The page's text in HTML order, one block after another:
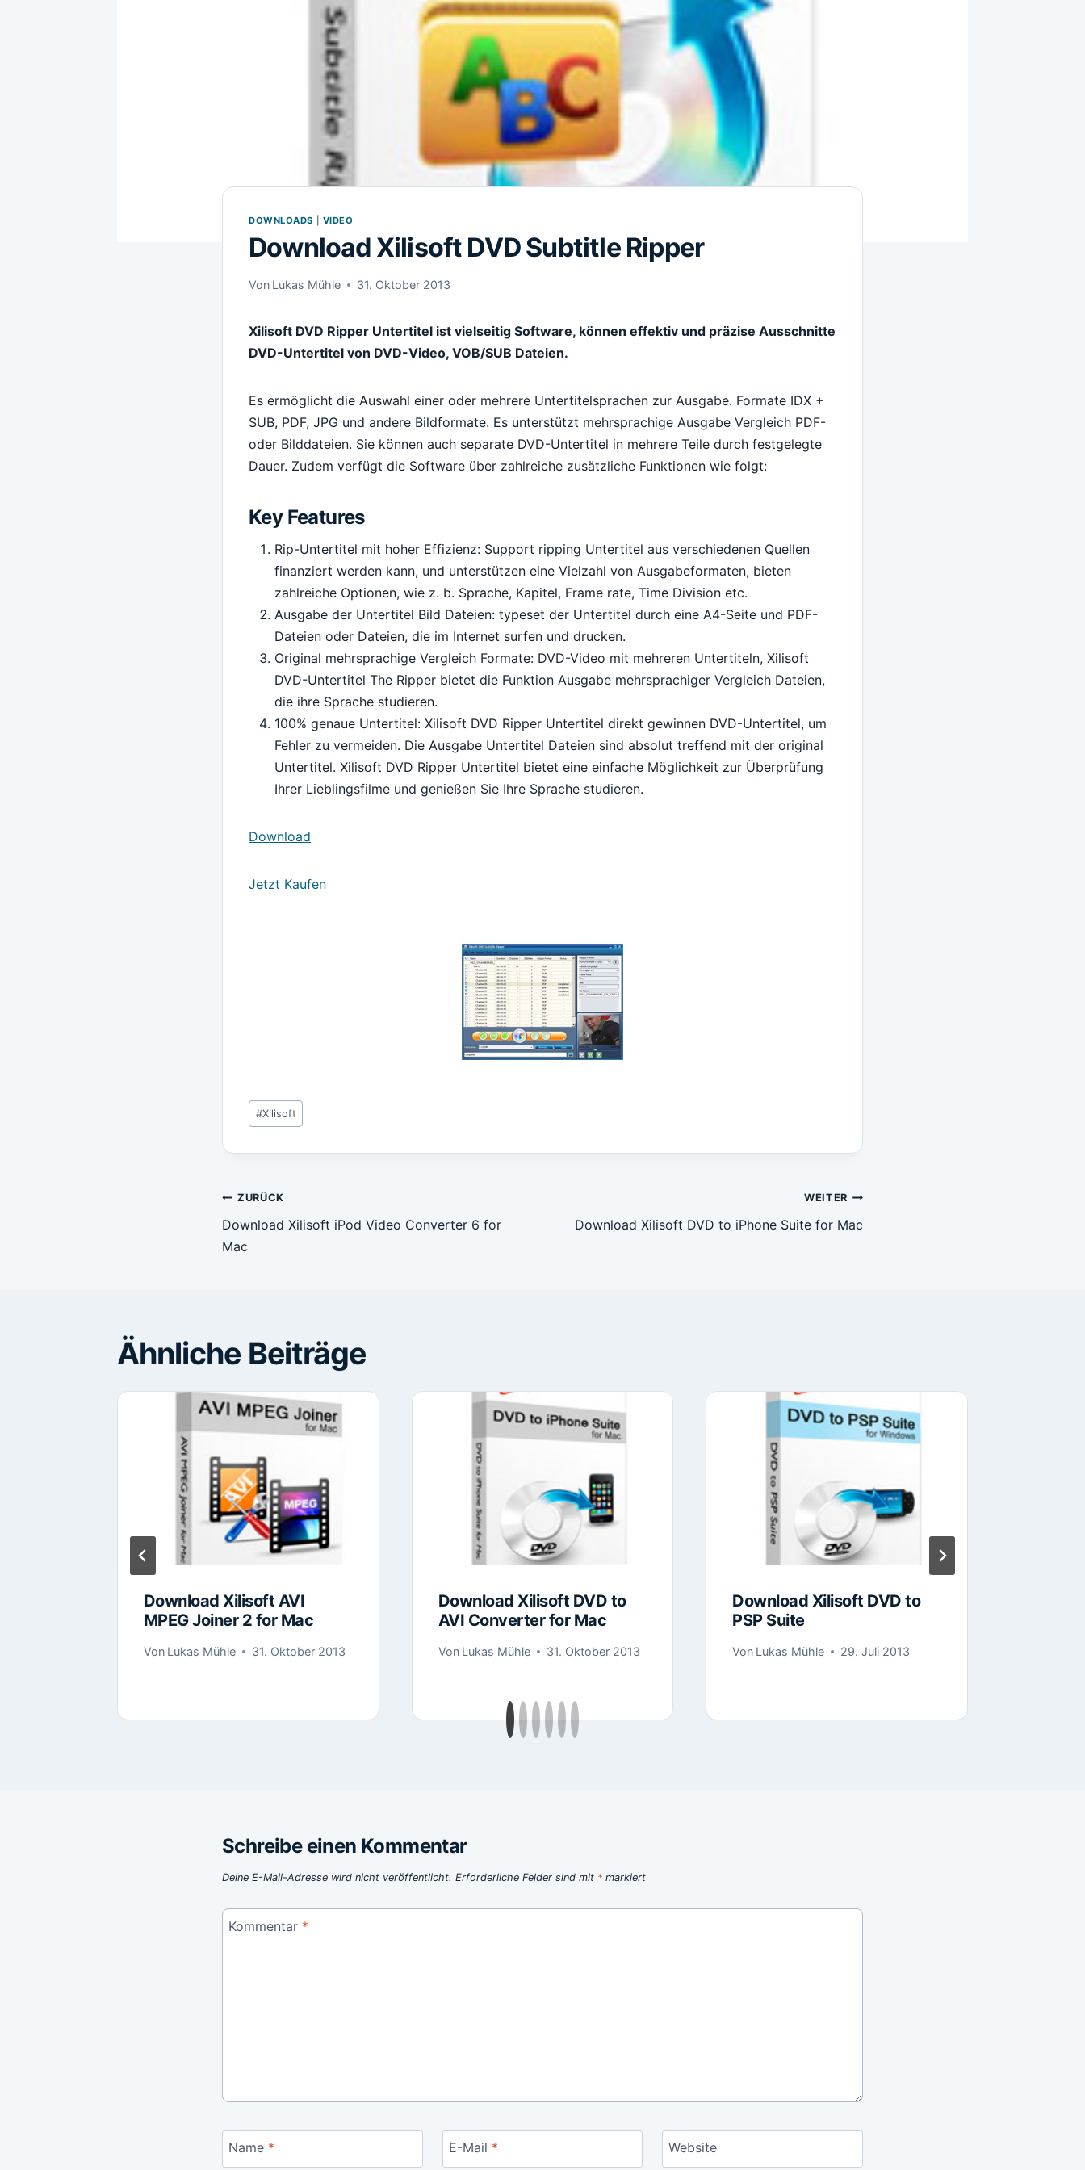
DOWNLOADS VIDEO
Download Xilisoft DVD Subtitle Ripper
Von Lukas Mühle 31. Oktober 2013
Xilisoft DVD Ripper Untertitel ist vielseitig Software, können effektiv und präzise Ausschnitte
DVD-Untertitel von DVD-Video, VOB/SUB Dateien.
Es ermöglicht die Auswahl einer oder mehrere Untertitelsprachen zur Ausgabe. Formate IDX +
SUB, PDF, JPG und andere Bildformate. Es unterstützt mehrsprachige Ausgabe Vergleich PDF-
oder Bilddateien. Sie können auch separate DVD-Untertitel in mehrere Teile durch festgelegte
Dauer. Zudem verfügt die Software über zahlreiche zusätzliche Funktionen wie folgt:
Key Features
Rip-Untertitel mit hoher Effizienz: Support ripping Untertitel aus verschiedenen Quellen
finanziert werden kann, und unterstützen eine Vielzahl von Ausgabeformaten, bieten
zahlreiche Optionen, wie z. b. Sprache, Kapitel, Frame rate, Time Division etc.
Ausgabe der Untertitel Bild Dateien: typeset der Untertitel durch eine A4-Seite und PDF-
Dateien oder Dateien, die im Internet surfen und drucken.
Original mehrsprachige Vergleich Formate: DVD-Video mit mehreren Untertiteln, Xilisoft
DVD-Untertitel The Ripper bietet die Funktion Ausgabe mehrsprachiger Vergleich Dateien,
die ihre Sprache studieren.
100% genaue Untertitel: Xilisoft DVD Ripper Untertitel direkt gewinnen DVD-Untertitel, um
Fehler zu vermeiden. Die Ausgabe Untertitel Dateien sind absolut treffend mit der original
Untertitel. Xilisoft DVD Ripper Untertitel bietet eine einfache Möglichkeit zur Überprüfung
Ihrer Lieblingsfilme und genießen Sie Ihre Sprache studieren.
Download
Jetzt Kaufen
Schlagworte:
#Xilisoft
Beitragsnavigation
ZURÜCK
Download Xilisoft iPod Video Converter 6 for
Mac
WEITER
Download Xilisoft DVD to iPhone Suite for Mac
Ähnliche Beiträge
Download Xilisoft AVI
MPEG Joiner 2 for Mac
Von Lukas Mühle 31. Oktober 2013
Download Xilisoft DVD to
AVI Converter for Mac
Von Lukas Mühle 31. Oktober 2013
Download Xilisoft DVD to
PSP Suite
Von Lukas Mühle 29. Juli 2013
Schreibe einen Kommentar
Deine E-Mail-Adresse wird nicht veröffentlicht. Erforderliche Felder sind mit *markiert
Kommentar *
Name * E-Mail * Website